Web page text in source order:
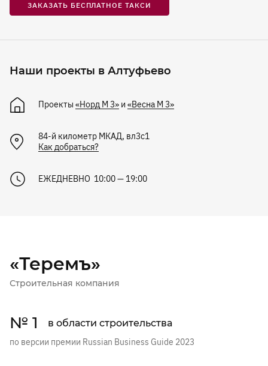
ЗАКАЗАТЬ БЕСПЛАТНОЕ ТАКСИ
Наши проекты в Алтуфьево
Проекты «Норд М 3» и «Весна М 3»
84-й километр МКАД, вл3с1
Как добраться?
ЕЖЕДНЕВНО 10:00 — 19:00
«Теремъ»
Строительная компания
№ 1 в области строительства
по версии премии Russian Business Guide 2023